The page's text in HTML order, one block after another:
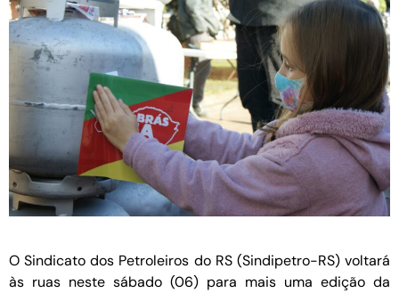
O Sindicato dos Petroleiros do RS (Sindipetro-RS) voltará
às ruas neste sábado (06) para mais uma edição da